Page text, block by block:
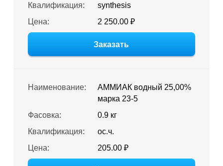
Квалификация:
synthesis
Цена:
2 250.00 ₽
Заказать
Наименование:
АММИАК водный 25,00%
марка 23-5
Фасовка:
0.9 кг
Квалификация:
ос.ч.
Цена:
205.00 ₽